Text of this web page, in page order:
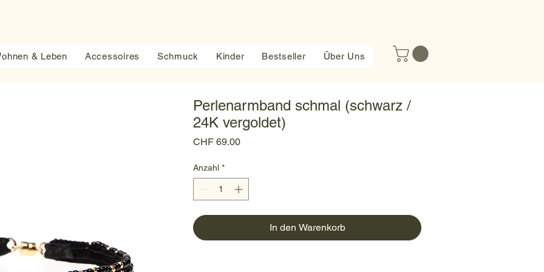
& Leben Accessoires Schmuck Kinder Bestseller Über Uns
Perlenarmband schmal (schwarz /
24K vergoldet)
CHF 69.00Preis
Anzahl *
In den Warenkorb